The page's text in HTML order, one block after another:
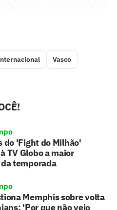
Vasco
do 'Fight do Milhão'
TV Globo a maior
temporada
Memphis sobre volta
'Por que não veio